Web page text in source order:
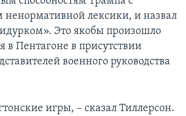
ненормативной лексики, и назвал
Это якобы произошло
в Пентагоне в присутствии
военного руководства
игры, – сказал Тиллерсон.